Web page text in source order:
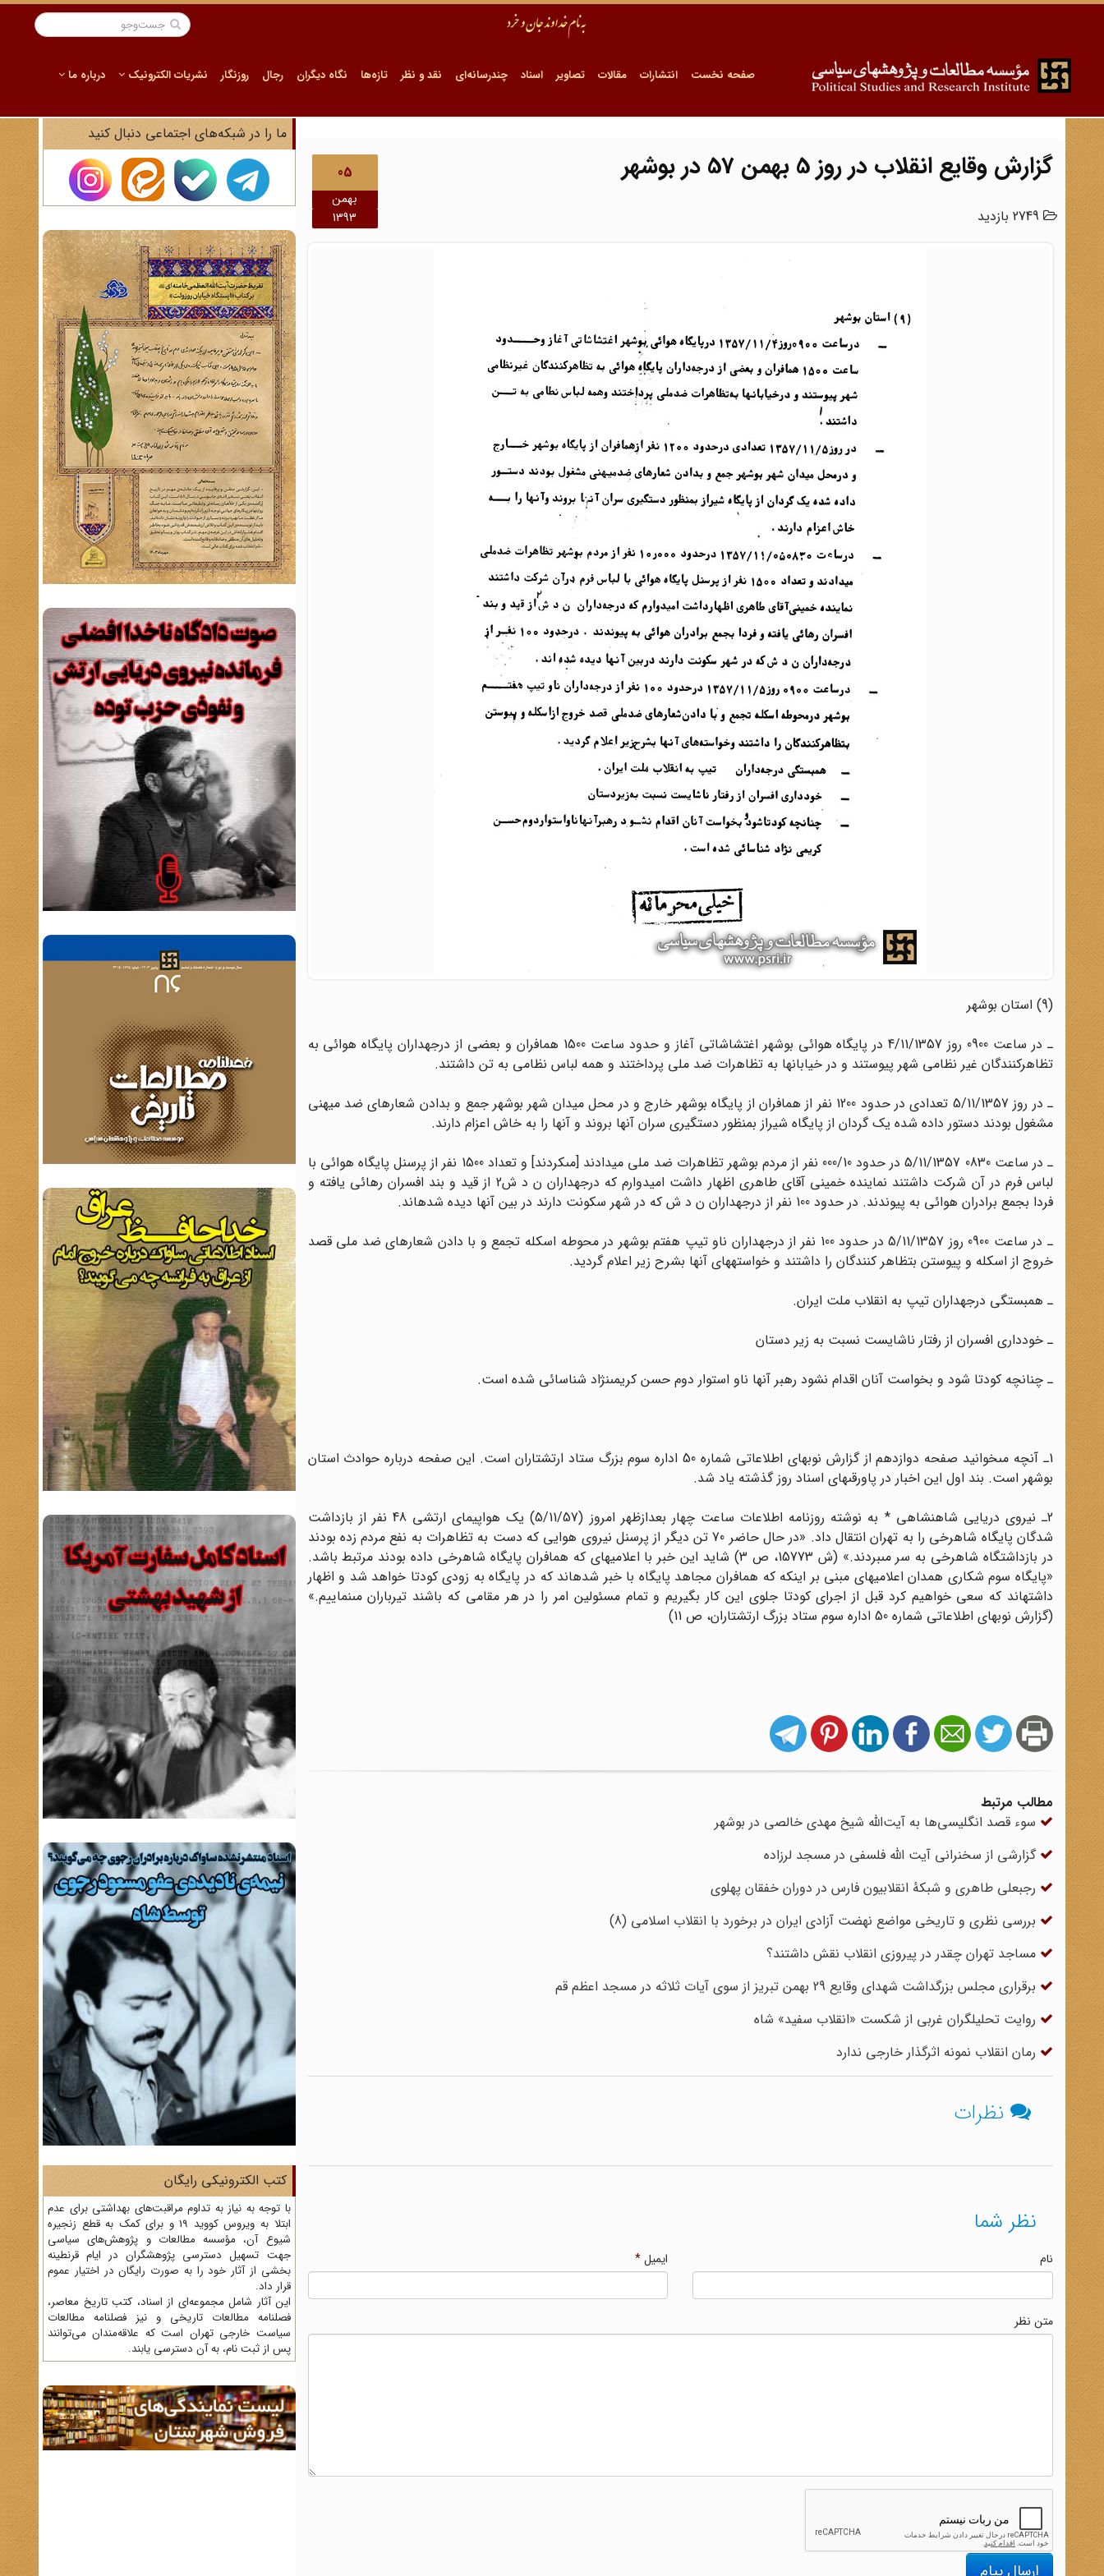
صفحه نخست انتشارات مقالات تصاویر اسناد چندرسانه‌ای نقد و نظر تازه‌ها نگاه دیگران رجال روزنگار نشریات الکترونیک درباره ما
05
بهمن
1393
گزارش وقایع انقلاب در روز 5 بهمن 57 در بوشهر
(9) استان بوشهر
ـ در ساعت 0900 روز 4/11/1357 در پایگاه هوائى بوشهر اغتشاشاتى آغاز و حدود ساعت 1500 همافران و بعضى از درجه‏داران پایگاه هوائى به
تظاهرکنندگان غیر نظامى شهر پیوستند و در خیابانها به تظاهرات ضد ملى پرداختند و همه لباس نظامى به تن داشتند.
ـ در روز 5/11/1357 تعدادى در حدود 1200 نفر از همافران از پایگاه بوشهر خارج و در محل میدان شهر بوشهر جمع و بدادن شعارهاى ضد میهنى
مشغول بودند دستور داده شده یک گردان از پایگاه شیراز بمنظور دستگیرى سران آنها بروند و آنها را به خاش اعزام دارند.
ـ در ساعت 0830 5/11/1357 در حدود 000/10 نفر از مردم بوشهر تظاهرات ضد ملى میدادند [مى‏کردند] و تعداد 1500 نفر از پرسنل پایگاه هوائى با
لباس فرم در آن شرکت داشتند نماینده خمینى آقاى طاهرى اظهار داشت امیدوارم که درجه‏داران ن د ش2 از قید و بند افسران رهائى یافته و
فردا بجمع برادران هوائى به پیوندند. در حدود 100 نفر از درجه‏داران ن د ش که در شهر سکونت دارند در بین آنها دیده شده‏اند.
ـ در ساعت 0900 روز 5/11/1357 در حدود 100 نفر از درجه‏داران ناو تیپ هفتم بوشهر در محوطه اسکله تجمع و با دادن شعارهاى ضد ملى قصد
خروج از اسکله و پیوستن بتظاهر کنندگان را داشتند و خواسته‏هاى آنها بشرح زیر اعلام گردید.
ـ همبستگى درجه‏داران تیپ به انقلاب ملت ایران.
ـ خوددارى افسران از رفتار ناشایست نسبت به زیر دستان
ـ چنانچه کودتا شود و بخواست آنان اقدام نشود رهبر آنها ناو استوار دوم حسن کریمى‏نژاد شناسائى شده است.
1ـ آنچه مى‏خوانید صفحه دوازدهم از گزارش نوبه‏اى اطلاعاتى شماره 50 اداره سوم بزرگ ستاد ارتشتاران است. این صفحه درباره حوادث استان
بوشهر است. بند اول این اخبار در پاورقى‏هاى اسناد روز گذشته یاد شد.
2ـ نیروى دریایى شاهنشاهى * به نوشته روزنامه اطلاعات ساعت چهار بعدازظهر امروز (5/11/57) یک هواپیماى ارتشى 48 نفر از بازداشت
شدگان پایگاه شاهرخى را به تهران انتقال داد. «در حال حاضر 70 تن دیگر از پرسنل نیروى هوایى که دست به تظاهرات به نفع مردم زده بودند
در بازداشتگاه شاهرخى به سر مى‏بردند.» (ش 15773، ص 3) شاید این خبر با اعلامیه‏اى که همافران پایگاه شاهرخى داده بودند مرتبط باشد.
«پایگاه سوم شکارى همدان اعلامیه‏اى مبنى بر اینکه که همافران مجاهد پایگاه با خبر شده‏اند که در پایگاه به زودى کودتا خواهد شد و اظهار
داشته‏اند که سعى خواهیم کرد قبل از اجراى کودتا جلوى این کار بگیریم و تمام مسئولین امر را در هر مقامى که باشند تیرباران مى‏نماییم.»
(گزارش نوبه‏اى اطلاعاتى شماره 50 اداره سوم ستاد بزرگ ارتشتاران، ص 11)
مطالب مرتبط
سوء قصد انگلیسی‌ها به آیت‌الله شیخ مهدی خالصی در بوشهر
گزارشی از سخنرانی آیت الله فلسفی در مسجد لرزاده
رجبعلی طاهری و شبکهٔ انقلابیون فارس در دوران خفقان پهلوی
بررسی نظری و تاریخی مواضع نهضت آزادی ایران در برخورد با انقلاب اسلامی (8)
مساجد تهران چقدر در پیروزی انقلاب نقش داشتند؟
برقراری مجلس بزرگداشت شهدای وقایع 29 بهمن تبریز از سوی آیات ثلاثه در مسجد اعظم قم
روایت تحلیلگران غربی از شکست «انقلاب سفید» شاه
رمان انقلاب نمونه اثرگذار خارجی ندارد
نظرات
نظر شما
نام ایمیل*
متن نظر
ارسال پیام
ما را در شبکه‌های اجتماعی دنبال کنید
کتب الکترونیکی رایگان
با توجه به نیاز به تداوم مراقبت‌های بهداشتی برای عدم
ابتلا به ویروس کووید 19 و برای کمک به قطع زنجیره
شیوع آن، مؤسسه مطالعات و پژوهش‌های سیاسی
جهت تسهیل دسترسی پژوهشگران در ایام قرنطینه
بخشی از آثار خود را به صورت رایگان در اختیار عموم
قرار داد.
این آثار شامل مجموعه‌ای از اسناد، کتب تاریخ معاصر،
فصلنامه‌ مطالعات تاریخی و نیز فصلنامه مطالعات
سیاست خارجی تهران است که علاقه‌مندان می‌توانند
پس از ثبت نام، به آن دسترسی یابند.